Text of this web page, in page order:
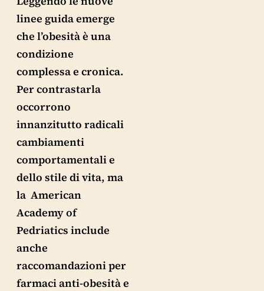
linee guida emerge
che l’obesità è una
condizione
complessa e cronica.
Per contrastarla
occorrono
innanzitutto radicali
cambiamenti
comportamentali e
dello stile di vita, ma
la American
Academy of
Pedriatics include
anche
raccomandazioni per
farmaci anti-obesità e